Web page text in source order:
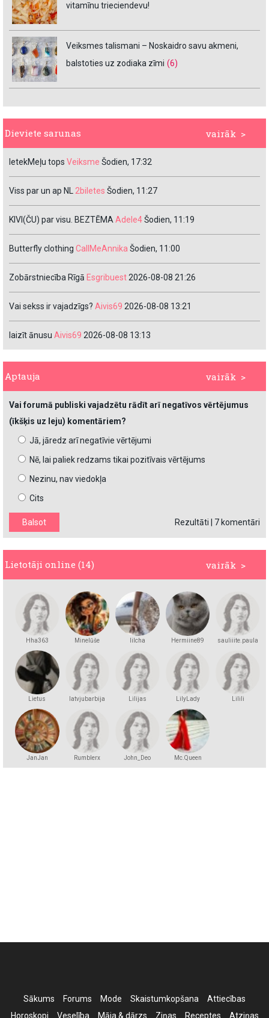
vitamīnu trieciendevu!
Veiksmes talismani – Noskaidro savu akmeni,
balstoties uz zodiaka zīmi (6)
vairāk >
Dieviete sarunas
IetekMeļu tops Veiksme Šodien, 17:32
Viss par un ap NL2biletes Šodien, 11:27
KIVI(ČU) par visu. BEZTĒMAAdele4Šodien, 11:19
Butterfly clothing CallMeAnnika Šodien, 11:00
Zobārstniecība Rīgā Esgribuest2026-08-08 21:26
Vai sekss ir vajadzīgs? Aivis69 2026-08-08 13:21
laizīt ānusu Aivis69 2026-08-08 13:13
vairāk >
Aptauja
Vai forumā publiski vajadzētu rādīt arī negatīvos vērtējumus
(īkšķis uz leju) komentāriem?
Jā, jāredz arī negatīvie vērtējumi
Nē, lai paliek redzams tikai pozitīvais vērtējums
Nezinu, nav viedokļa
Cits
Rezultāti 7 komentāri
vairāk >
Lietotāji online (14)
Hha363 Minelūše lilcha Hermiine89 sauliiite.paula
Lietus latvjubarbija Lilijas LilyLady Lilili
JanJan Rumblerx John_Deo Mc.Queen
Sākums Forums Mode Skaistumkopšana
Attiecības
Horoskopi
Veselība Māja & dārzs Ziņas Receptes Atziņas